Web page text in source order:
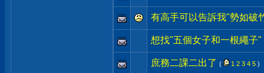
有高手可以告訴我"勢如破
想找"五個女子和一根繩子"
庶務二課二出了 ( 1 2 3 4 5 )